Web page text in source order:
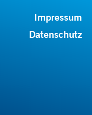
Impressum
Datenschutz